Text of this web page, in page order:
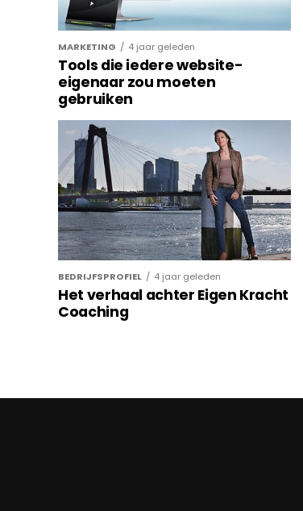
MARKETING 4 jaar geleden
Tools die iedere website-
eigenaar zou moeten
gebruiken
BEDRIJFSPROFIEL 4 jaar geleden
Het verhaal achter Eigen Kracht
Coaching